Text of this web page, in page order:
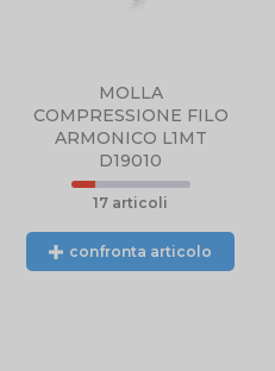
MOLLA
COMPRESSIONE FILO
ARMONICO L1MT
D19010
17 articoli
confronta articolo